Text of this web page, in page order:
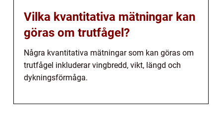
Vilka kvantitativa mätningar kan
göras om trutfågel?
Några kvantitativa mätningar som kan göras om
trutfågel inkluderar vingbredd, vikt, längd och
dykningsförmåga.